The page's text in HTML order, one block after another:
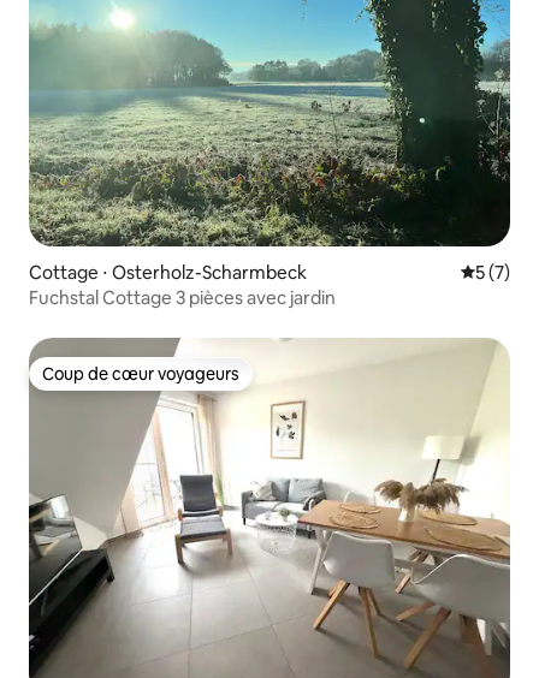
Cottage ⋅ Osterholz-Scharmbeck
5 (7)
Fuchstal Cottage 3 pièces avec jardin
Coup de cœur voyageurs
Coup de cœur voyageurs